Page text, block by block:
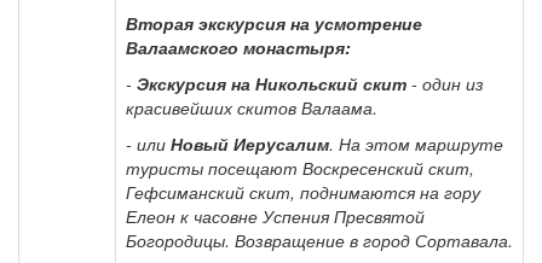
Вторая экскурсия на усмотрение
Валаамского монастыря:
- Экскурсия на Никольский скит - один из
красивейших скитов Валаама.
- или Новый Иерусалим. На этом маршруте
туристы посещают Воскресенский скит,
Гефсиманский скит, поднимаются на гору
Елеон к часовне Успения Пресвятой
Богородицы. Возвращение в город Сортавала.